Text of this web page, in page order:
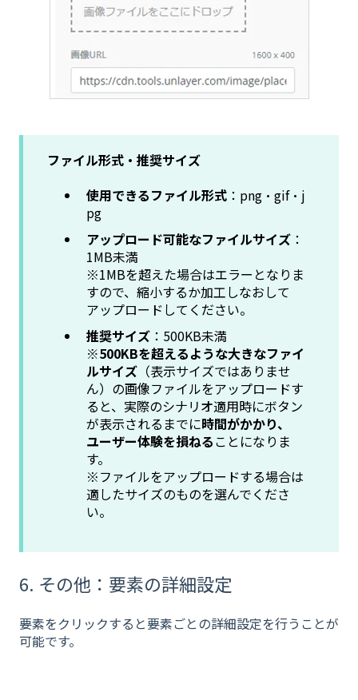
ファイル形式・推奨サイズ
使用できるファイル形式 ：png・gif・j
pg
アップロード可能なファイルサイズ ：
1MB未満
※1MBを超えた場合はエラーとなりま
すので、縮小するか加工しなおして
アップロードしてください。
推奨サイズ ：500KB未満
※500KBを超えるような大きなファイ
ルサイズ （表示サイズではありませ
ん）の画像ファイルをアップロードす
ると、実際のシナリオ適用時にボタン
が表示されるまでに時間がかかり、
ユーザー体験を損ねることになりま
す。
※ファイルをアップロードする場合は
適したサイズのものを選んでくださ
い。
6. その他：要素の詳細設定
要素をクリックすると要素ごとの詳細設定を行うことが
可能です。